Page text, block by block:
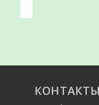
КОНТАКТЫ